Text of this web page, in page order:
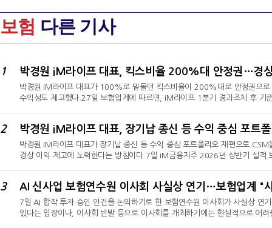
보험 다른 기사
1
박경원 iM라이프 대표가 100%로 밑돌던 킥스비율이 200%대로 안정권으
수익성도 제고했다.27일 보험업계에 따르면, iM라이프 1분기 경과조치 후
는 "선택경과조치 기간경과에 따른 요구자본 경감효과 감소에도 불구하고 금
성을 유지했다"라며
2
박경원 iM라이프 대표가 장기납 종신 등 수익 중심 포트폴리오 재편으로
경상 이익 제고에 노력한다는 방침이다.7일 iM금융지주 2026년 상반기 실
은 상품 판매iM라이프 CSM이 증가한건 신계약CSM 증가 영향이 가장 컸다.
3
7일 AI 합작 투자 승인 안건을 논의하기로 한 보험연수원 이사회가 사실상 연
있다는 입장이나, 이사회 반발 등으로 이사회를 개최하기에는 현실적으로 어